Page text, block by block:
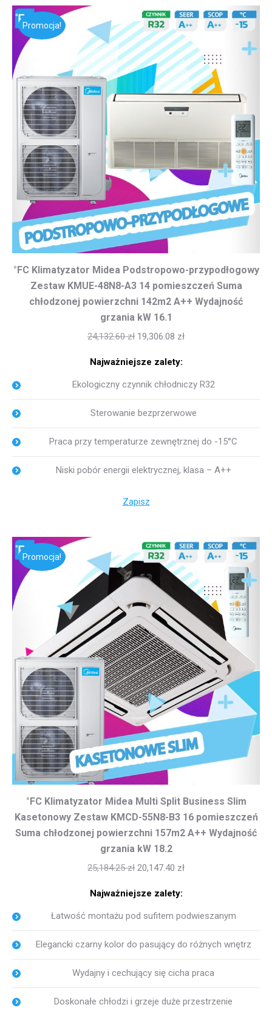
Promocja!
°FC Klimatyzator Midea Podstropowo-przypodłogowy
Zestaw KMUE-48N8-A3 14 pomieszczeń Suma
chłodzonej powierzchni 142m2 A++ Wydajność
grzania kW 16.1
24,132.60zł 19,306.08 zł
Najważniejsze zalety:
Ekologiczny czynnik chłodniczy R32
Sterowanie bezprzerwowe
Praca przy temperaturze zewnętrznej do -15°C
Niski pobór energii elektrycznej, klasa – A++
Zapisz
Promocja!
°FC Klimatyzator Midea Multi Split Business Slim
Kasetonowy Zestaw KMCD-55N8-B3 16 pomieszczeń
Suma chłodzonej powierzchni 157m2 A++ Wydajność
grzania kW 18.2
25,184.25zł 20,147.40 zł
Najważniejsze zalety:
Łatwość montażu pod sufitem podwieszanym
Elegancki czarny kolor do pasujący do różnych wnętrz
Wydajny i cechujący się cicha praca
Doskonałe chłodzi i grzeje duże przestrzenie